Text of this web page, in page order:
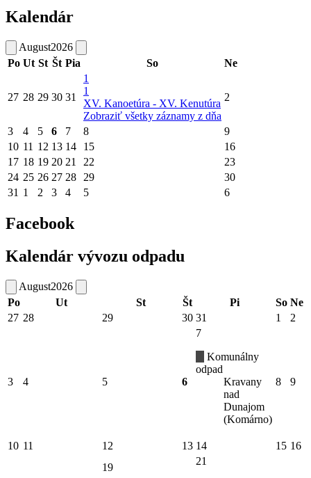
Kalendár
August2026
Po Ut St Št Pia So Ne
27 28 29 30 31
1
1
XV. Kanoetúra - XV. Kenutúra
Zobraziť všetky záznamy z dňa
2
3 4 5 6 7 8
9
10 11 12 13 14 15
16
17 18 19 20 21 22
23
24 25 26 27 28 29
30
31 1 2 3 4 5 6
Facebook
Kalendár vývozu odpadu
August2026
Po
Ut St Št Pi So Ne
27 28 29 30 31 1 2
3 4 5 6
7
Komunálny
odpad
Kravany
nad
Dunajom
(Komárno)
8 9
10 11 12 13 14 15 16
19
21